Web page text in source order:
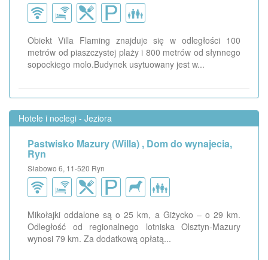
Obiekt Villa Flaming znajduje się w odległości 100
metrów od piaszczystej plaży i 800 metrów od słynnego
sopockiego molo.Budynek usytuowany jest w...
Hotele i noclegi - Jeziora
Pastwisko Mazury (Willa) , Dom do wynajecia,
Ryn
Słabowo 6, 11-520 Ryn
Mikołajki oddalone są o 25 km, a Giżycko – o 29 km.
Odległość od regionalnego lotniska Olsztyn-Mazury
wynosi 79 km. Za dodatkową opłatą...